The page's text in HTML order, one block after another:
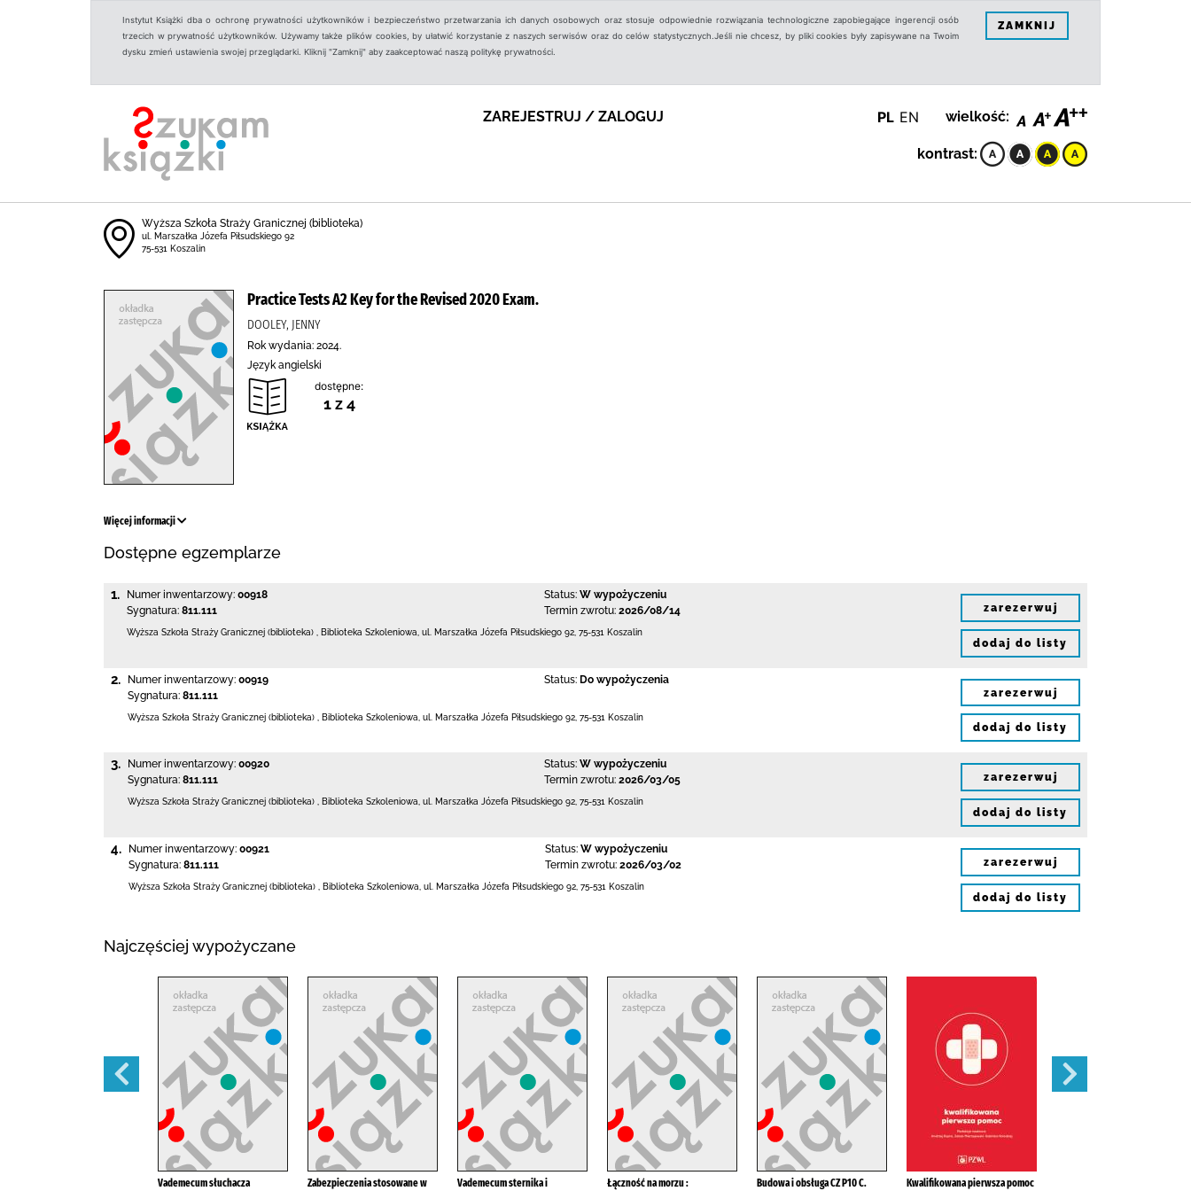
Instytut Książki dba o ochronę prywatności użytkowników i bezpieczeństwo przetwarzania ich danych osobowych oraz stosuje odpowiednie rozwiązania technologiczne zapobiegające ingerencji osób
trzecich w prywatność użytkowników. Używamy także plików cookies, by ułatwić korzystanie z naszych serwisów oraz do celów statystycznych.Jeśli nie chcesz, by pliki cookies były zapisywane na Twoim
dysku zmień ustawienia swojej przeglądarki. Kliknij "Zamknij" aby zaakceptować naszą politykę prywatności.
ZAMKNIJ
ZAREJESTRUJ / ZALOGUJ PL EN wielkość:
kontrast:
Wyższa Szkoła Straży Granicznej (biblioteka)
ul. Marszałka Józefa Piłsudskiego 92
75-531 Koszalin
Practice Tests A2 Key for the Revised 2020 Exam.
DOOLEY, JENNY
Rok wydania: 2024.
Język angielski
dostępne:
1 z 4
Więcej informacji
Dostępne egzemplarze
1. Numer inwentarzowy: 00918
Sygnatura: 811.111
Status: W wypożyczeniu
Termin zwrotu: 2026/08/14
Wyższa Szkoła Straży Granicznej (biblioteka) Biblioteka Szkoleniowa, ul. Marszałka Józefa Piłsudskiego 92 75-531 Koszalin
zarezerwuj
dodaj do listy
2. Numer inwentarzowy: 00919
Sygnatura: 811.111
Status: Do wypożyczenia
Wyższa Szkoła Straży Granicznej (biblioteka) Biblioteka Szkoleniowa, ul. Marszałka Józefa Piłsudskiego 92 75-531 Koszalin
zarezerwuj
dodaj do listy
3. Numer inwentarzowy: 00920
Sygnatura: 811.111
Status: W wypożyczeniu
Termin zwrotu: 2026/03/05
Wyższa Szkoła Straży Granicznej (biblioteka) , Biblioteka Szkoleniowa, ul. Marszałka Józefa Piłsudskiego 92, 75-531 Koszalin
zarezerwuj
dodaj do listy
4. Numer inwentarzowy: 00921
Sygnatura: 811.111
Status: W wypożyczeniu
Termin zwrotu: 2026/03/02
Wyższa Szkoła Straży Granicznej (biblioteka) Biblioteka Szkoleniowa, ul. Marszałka Józefa Piłsudskiego 92 75-531 Koszalin
zarezerwuj
dodaj do listy
Najczęściej wypożyczane
Vademecum słuchacza Zabezpieczenia stosowane w Vademecum sternika i Łączność na morzu : Budowa i obsługa CZ P10 C. Kwalifikowana pierwsza pomoc